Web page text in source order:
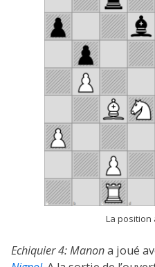
La position
Echiquier 4:Manona joué